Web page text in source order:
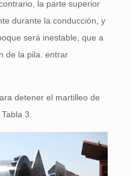
la parte superior
durante la conducción, y
será inestable, que a
de la pila. entrar
detener el martilleo de
3.